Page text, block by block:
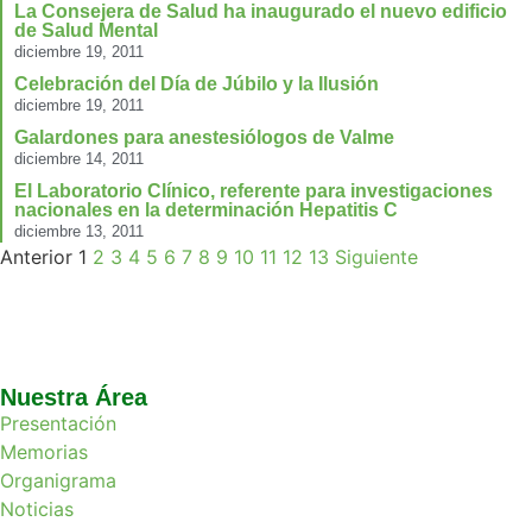
La Consejera de Salud ha inaugurado el nuevo edificio
de Salud Mental
diciembre 19, 2011
Celebración del Día de Júbilo y la Ilusión
diciembre 19, 2011
Galardones para anestesiólogos de Valme
diciembre 14, 2011
El Laboratorio Clínico, referente para investigaciones
nacionales en la determinación Hepatitis C
diciembre 13, 2011
Anterior 1 2 3 4 5 6 7 8 9 10 11 12 13 Siguiente
Nuestra Área
Presentación
Memorias
Organigrama
Noticias